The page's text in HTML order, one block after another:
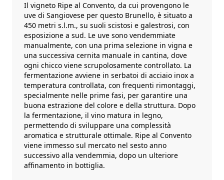
Il vigneto Ripe al Convento, da cui provengono le
uve di Sangiovese per questo Brunello, è situato a
450 metri s.l.m., su suoli scistosi e galestrosi, con
esposizione a sud. Le uve sono vendemmiate
manualmente, con una prima selezione in vigna e
una successiva cernita manuale in cantina, dove
ogni chicco viene scrupolosamente controllato. La
fermentazione avviene in serbatoi di acciaio inox a
temperatura controllata, con frequenti rimontaggi,
specialmente nelle prime fasi, per garantire una
buona estrazione del colore e della struttura. Dopo
la fermentazione, il vino matura in legno,
permettendo di sviluppare una complessità
aromatica e strutturale ottimale. Ripe al Convento
viene immesso sul mercato nel sesto anno
successivo alla vendemmia, dopo un ulteriore
affinamento in bottiglia.